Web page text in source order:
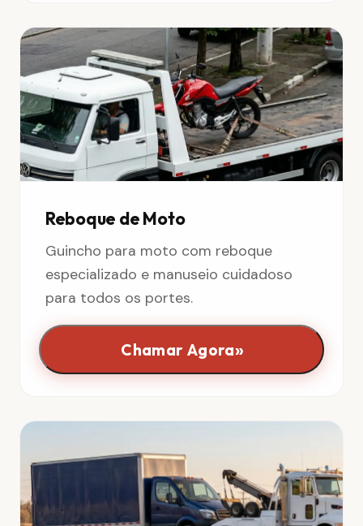
Reboque de Moto
Guincho para moto com reboque
especializado e manuseio cuidadoso
para todos os portes.
Chamar Agora»